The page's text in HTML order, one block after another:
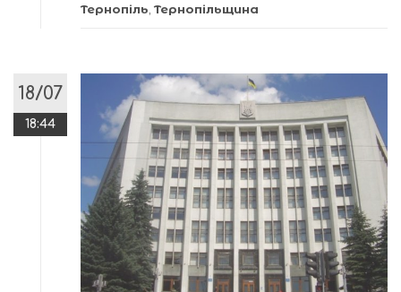
Тернопіль Тернопільщина
18/07
18:44